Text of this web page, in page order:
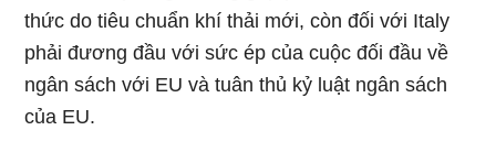
thức do tiêu chuẩn khí thải mới, còn đối với Italy
phải đương đầu với sức ép của cuộc đối đầu về
ngân sách với EU và tuân thủ kỷ luật ngân sách
của EU.